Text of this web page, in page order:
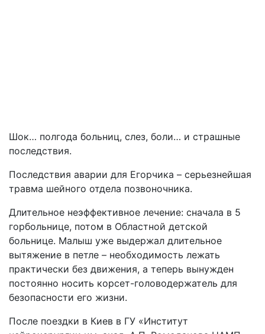
Шок… полгода больниц, слез, боли… и страшные
последствия.
Последствия аварии для Егорчика – серьезнейшая
травма шейного отдела позвоночника.
Длительное неэффективное лечение: сначала в 5
горбольнице, потом в Областной детской
больнице. Малыш уже выдержал длительное
вытяжение в петле – необходимость лежать
практически без движения, а теперь вынужден
постоянно носить корсет-головодержатель для
безопасности его жизни.
После поездки в Киев в ГУ «Институт